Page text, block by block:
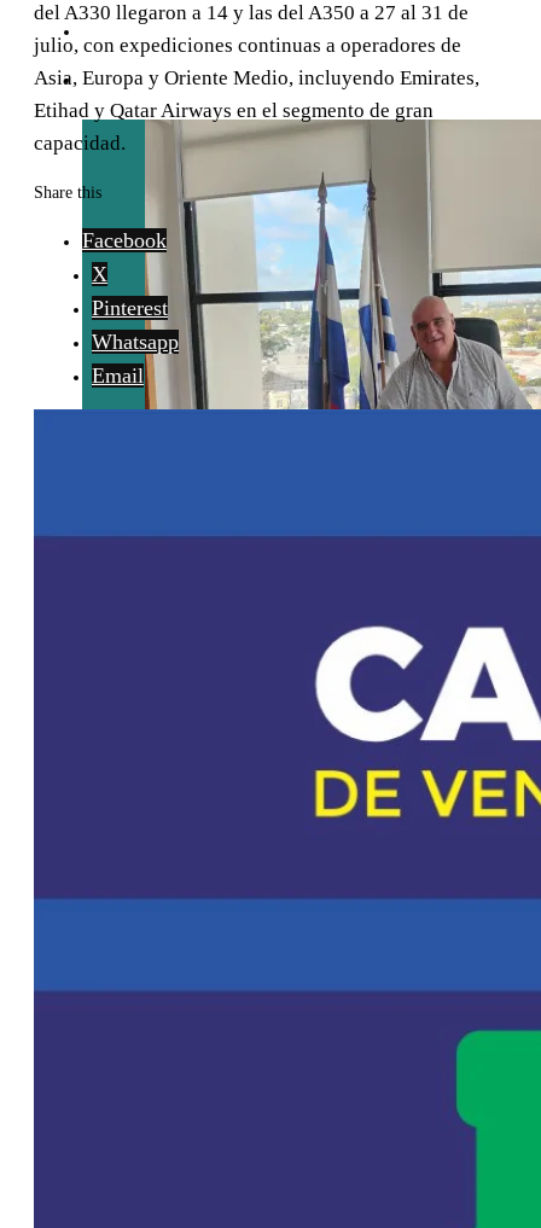
ENTREVISTAS
del A330 llegaron a 14 y las del A350 a 27 al 31 de
julio, con expediciones continuas a operadores de
Asia, Europa y Oriente Medio, incluyendo Emirates,
Etihad y Qatar Airways en el segmento de gran
capacidad.
Share this
Facebook
X
Pinterest
Whatsapp
Email